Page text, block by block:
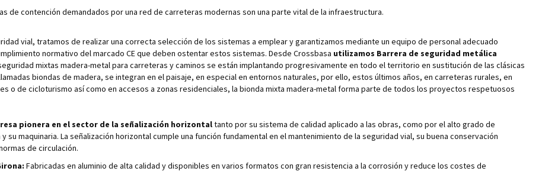
de contención demandados por una red de carreteras modernas son una parte vital de la infraestructura.
vial, tratamos de realizar una correcta selección de los sistemas a emplear y garantizamos mediante un equipo de personal adecuado
normativo del marcado CE que deben ostentar estos sistemas. Desde Crossbasa utilizamos Barrera de seguridad metálica
mixtas madera-metal para carreteras y caminos se están implantando progresivamente en todo el territorio en sustitución de las clásicas
biondas de madera, se integran en el paisaje, en especial en entornos naturales, por ello, estos últimos años, en carreteras rurales, en
o de cicloturismo así como en accesos a zonas residenciales, la bionda mixta madera-metal forma parte de todos los proyectos respetuosos
pionera en el sector de la señalización horizontaltanto por su sistema de calidad aplicado a las obras, como por el alto grado de
maquinaria. La señalización horizontal cumple una función fundamental en el mantenimiento de la seguridad vial, su buena conservación
de circulación.
Fabricadas en aluminio de alta calidad y disponibles en varios formatos con gran resistencia a la corrosión y reduce los costes de